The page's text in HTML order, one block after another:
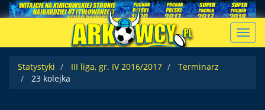
Statystyki
III liga, gr. IV 2016/2017
Terminarz
23 kolejka